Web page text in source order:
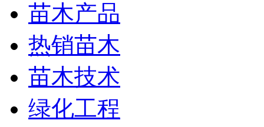
苗木产品
热销苗木
苗木技术
绿化工程